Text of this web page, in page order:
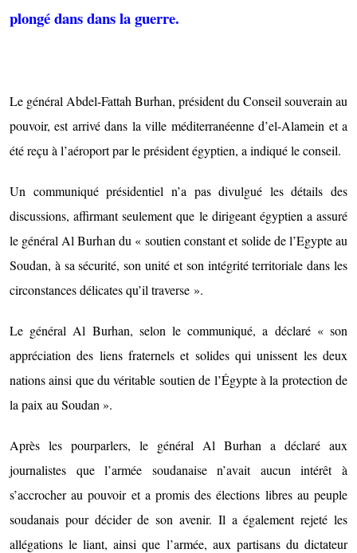
plongé dans dans la guerre.
Le général Abdel-Fattah Burhan, président du Conseil souverain au
pouvoir, est arrivé dans la ville méditerranéenne d’el-Alamein et a
été reçu à l’aéroport par le président égyptien, a indiqué le conseil.
Un communiqué présidentiel n’a pas divulgué les détails des
discussions, affirmant seulement que le dirigeant égyptien a assuré
le général Al Burhan du « soutien constant et solide de l’Egypte au
Soudan, à sa sécurité, son unité et son intégrité territoriale dans les
circonstances délicates qu’il traverse ».
Le général Al Burhan, selon le communiqué, a déclaré « son
appréciation des liens fraternels et solides qui unissent les deux
nations ainsi que du véritable soutien de l’Égypte à la protection de
la paix au Soudan ».
Après les pourparlers, le général Al Burhan a déclaré aux
journalistes que l’armée soudanaise n’avait aucun intérêt à
s’accrocher au pouvoir et a promis des élections libres au peuple
soudanais pour décider de son avenir. Il a également rejeté les
allégations le liant, ainsi que l’armée, aux partisans du dictateur